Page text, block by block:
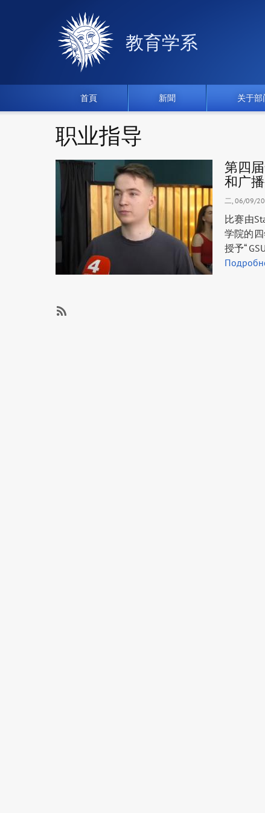
教育学系
首頁 新聞 关于部
职业指导
第四
和广播
二, 06/09/
比赛由
学院的四
授予“